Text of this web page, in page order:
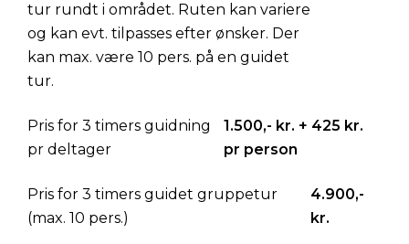
tur rundt i området. Ruten kan variere
og kan evt. tilpasses efter ønsker. Der
kan max. være 10 pers. på en guidet
tur.
Pris for 3 timers guidning
pr deltager
1.500,- kr. + 425 kr.
pr person
Pris for 3 timers guidet gruppetur
(max. 10 pers.)
4.900,-
kr.